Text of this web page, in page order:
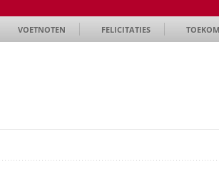
VOETNOTEN FELICITATIES